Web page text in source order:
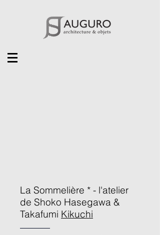
La Sommelière * - l'atelier
de Shoko Hasegawa &
Takafumi Kikuchi